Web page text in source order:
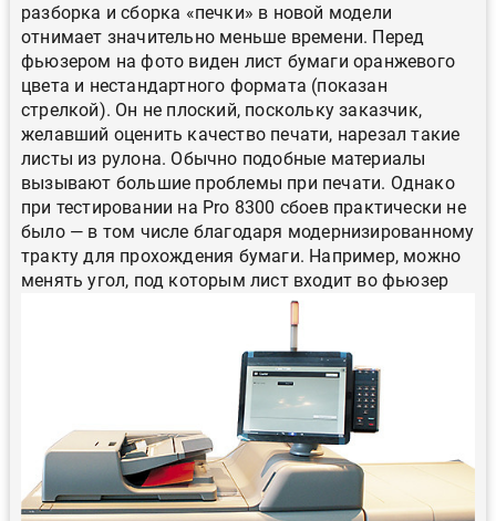
разборка и сборка «печки» в новой модели
отнимает значительно меньше времени. Перед
фьюзером на фото виден лист бумаги оранжевого
цвета и нестандартного формата (показан
стрелкой). Он не плоский, поскольку заказчик,
желавший оценить качество печати, нарезал такие
листы из рулона. Обычно подобные материалы
вызывают большие проблемы при печати. Однако
при тестировании на Pro 8300 сбоев практически не
было — в том числе благодаря модернизированному
тракту для прохождения бумаги. Например, можно
менять угол, под которым лист входит во фьюзер